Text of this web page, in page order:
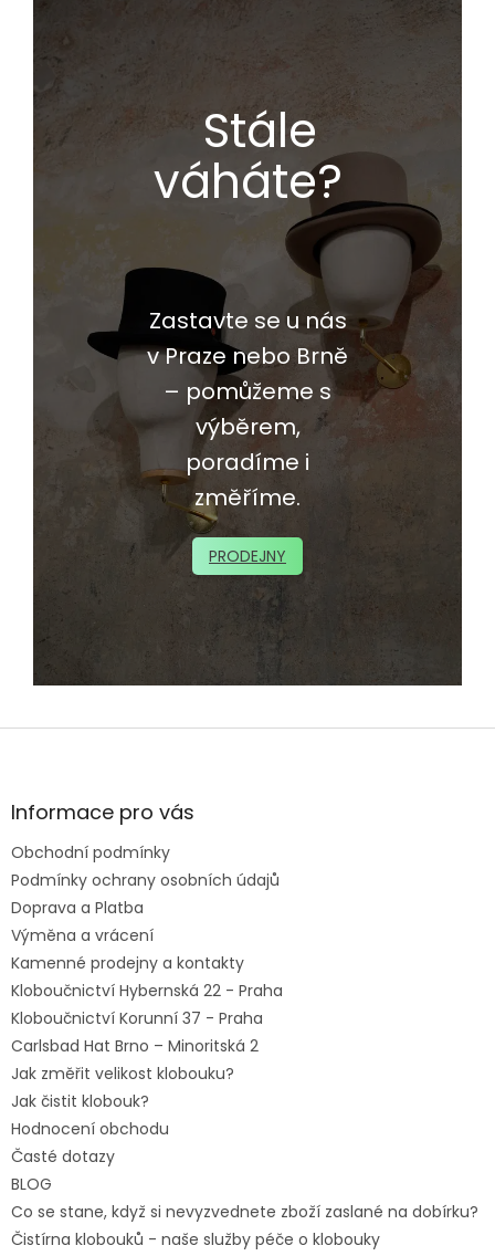
Stále
váháte?
Zastavte se u nás
v Praze nebo Brně
– pomůžeme s
výběrem,
poradíme i
změříme.
PRODEJNY
Z
aInformace pro vás
Obchodní podmínky
Podmínky ochrany osobních údajů
Doprava a Platba
Výměna a vrácení
Kamenné prodejny a kontakty
Kloboučnictví Hybernská 22 - Praha
Kloboučnictví Korunní 37 - Praha
Carlsbad Hat Brno – Minoritská 2
Jak změřit velikost klobouku?
Jak čistit klobouk?
Hodnocení obchodu
Časté dotazy
BLOG
Co se stane, když si nevyzvednete zboží zaslané na dobírku?
Čistírna klobouků - naše služby péče o klobouky